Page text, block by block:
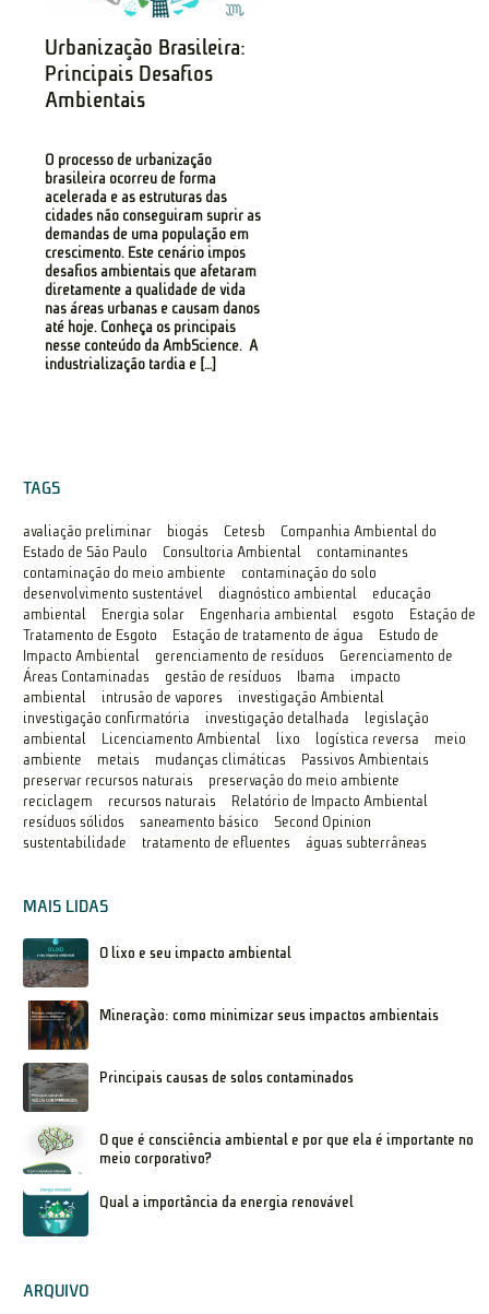
Urbanização Brasileira:
Principais Desafios
Ambientais
O processo de urbanização
brasileira ocorreu de forma
acelerada e as estruturas das
cidades não conseguiram suprir as
demandas de uma população em
crescimento. Este cenário impôs
desafios ambientais que afetaram
diretamente a qualidade de vida
nas áreas urbanas e causam danos
até hoje. Conheça os principais
nesse conteúdo da AmbScience. A
industrialização tardia e […]
TAGS
avaliação preliminar biogás Cetesb
Companhia Ambiental do
Estado de São Paulo
Consultoria Ambiental
contaminantes
contaminação do meio ambiente
contaminação do solo
desenvolvimento sustentável
diagnóstico ambiental
educação
ambiental
Energia solar Engenharia ambiental esgoto
Estação de
Tratamento de Esgoto
Estação de tratamento de água
Estudo de
Impacto Ambiental
gerenciamento de resíduos
Gerenciamento de
Áreas Contaminadas
gestão de resíduos Ibama
impacto
ambiental
intrusão de vapores
investigação Ambiental
investigação confirmatória
investigação detalhada
legislação
ambiental
Licenciamento Ambiental lixo logística reversa
meio
ambiente
metais mudanças climáticas
Passivos Ambientais
preservar recursos naturais
preservação do meio ambiente
reciclagem
recursos naturais
Relatório de Impacto Ambiental
resíduos sólidos
saneamento básico
Second Opinion
sustentabilidade
tratamento de efluentes águas subterrâneas
MAIS LIDAS
O lixo e seu impacto ambiental
Mineração: como minimizar seus impactos ambientais
Principais causas de solos contaminados
O que é consciência ambiental e por que ela é importante no
meio corporativo?
Qual a importância da energia renovável
ARQUIVO